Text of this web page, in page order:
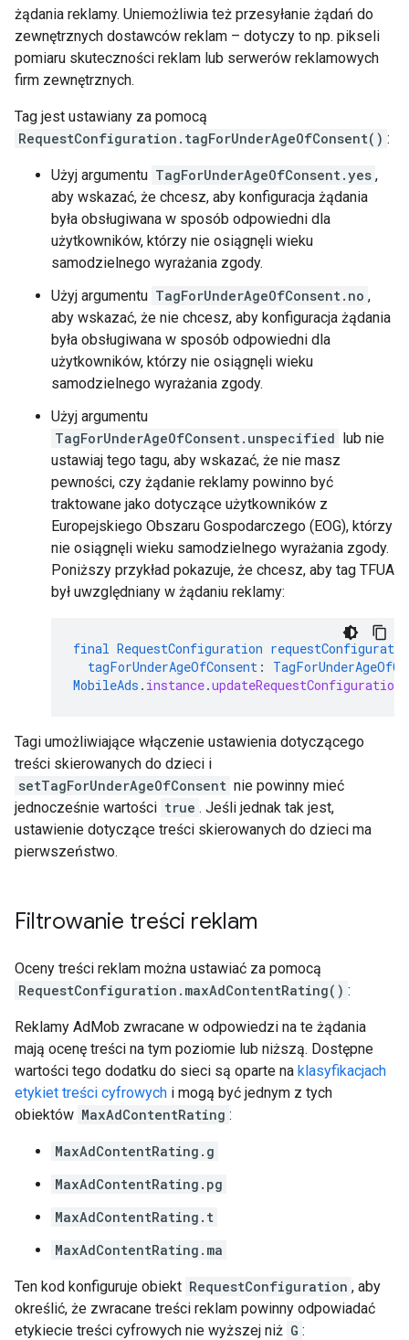
żądania reklamy. Uniemożliwia też przesyłanie żądań do
zewnętrznych dostawców reklam – dotyczy to np. pikseli
pomiaru skuteczności reklam lub serwerów reklamowych
firm zewnętrznych.
Tag jest ustawiany za pomocą
RequestConfiguration.tagForUnderAgeOfConsent() :
Użyj argumentu TagForUnderAgeOfConsent.yes ,
aby wskazać, że chcesz, aby konfiguracja żądania
była obsługiwana w sposób odpowiedni dla
użytkowników, którzy nie osiągnęli wieku
samodzielnego wyrażania zgody.
Użyj argumentu TagForUnderAgeOfConsent.no ,
aby wskazać, że nie chcesz, aby konfiguracja żądania
była obsługiwana w sposób odpowiedni dla
użytkowników, którzy nie osiągnęli wieku
samodzielnego wyrażania zgody.
Użyj argumentu
TagForUnderAgeOfConsent.unspecified lub nie
ustawiaj tego tagu, aby wskazać, że nie masz
pewności, czy żądanie reklamy powinno być
traktowane jako dotyczące użytkowników z
Europejskiego Obszaru Gospodarczego (EOG), którzy
nie osiągnęli wieku samodzielnego wyrażania zgody.
Poniższy przykład pokazuje, że chcesz, aby tag TFUA
był uwzględniany w żądaniu reklamy:
final RequestConfiguration
tagForUnderAgeOfConsent :
MobileAds . instance.updateRequestConfiguration
Tagi umożliwiające włączenie ustawienia dotyczącego
treści skierowanych do dzieci i
setTagForUnderAgeOfConsent nie powinny mieć
jednocześnie wartości true . Jeśli jednak tak jest,
ustawienie dotyczące treści skierowanych do dzieci ma
pierwszeństwo.
Filtrowanie treści reklam
Oceny treści reklam można ustawiać za pomocą
RequestConfiguration.maxAdContentRating() :
Reklamy AdMob zwracane w odpowiedzi na te żądania
mają ocenę treści na tym poziomie lub niższą. Dostępne
wartości tego dodatku do sieci są oparte na klasyfikacjach
etykiet treści cyfrowych i mogą być jednym z tych
obiektów MaxAdContentRating :
MaxAdContentRating.g
MaxAdContentRating.pg
MaxAdContentRating.t
MaxAdContentRating.ma
Ten kod konfiguruje obiekt RequestConfiguration , aby
określić, że zwracane treści reklam powinny odpowiadać
etykiecie treści cyfrowych nie wyższej niż G :